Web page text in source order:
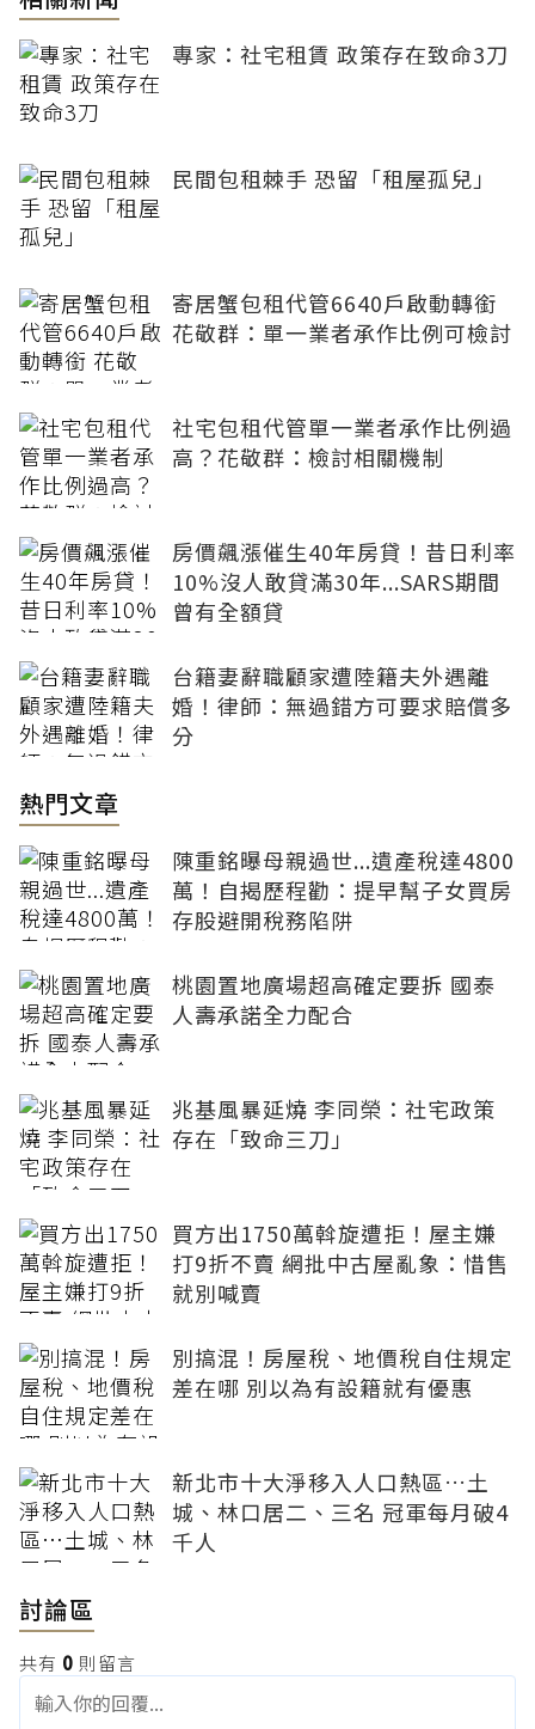
專家：社宅租賃 政策存在致命3刀
民間包租棘手 恐留「租屋孤兒」
寄居蟹包租代管6640戶啟動轉銜
花敬群：單一業者承作比例可檢討
社宅包租代管單一業者承作比例過
高？花敬群：檢討相關機制
房價飆漲催生40年房貸！昔日利率
10%沒人敢貸滿30年...SARS期間
曾有全額貸
台籍妻辭職顧家遭陸籍夫外遇離
婚！律師：無過錯方可要求賠償多
分
熱門文章
陳重銘曝母親過世...遺產稅達4800
萬！自揭歷程勸：提早幫子女買房
存股避開稅務陷阱
桃園置地廣場超高確定要拆 國泰
人壽承諾全力配合
兆基風暴延燒 李同榮：社宅政策
存在「致命三刀」
買方出1750萬斡旋遭拒！屋主嫌
打9折不賣 網批中古屋亂象：惜售
就別喊賣
別搞混！房屋稅、地價稅自住規定
差在哪 別以為有設籍就有優惠
新北市十大淨移入人口熱區…土
城、林口居二、三名 冠軍每月破4
千人
討論區
共有 0 則留言